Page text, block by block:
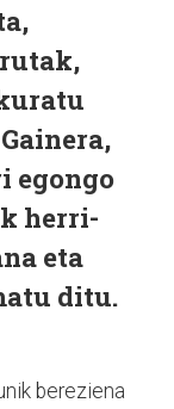
egongo
herri-
eta
ditu.
bereziena